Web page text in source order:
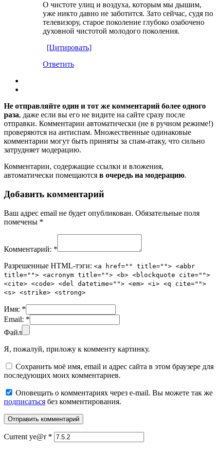
О чистоте улиц и воздуха, которым мы дышим,
уже никто давно не заботится. Зато сейчас, судя по
телевизору, старое поколение глубоко озабочено
духовной чистотой молодого поколения.
[Цитировать]
Ответить
Не отправляйте один и тот же комментарий более одного
раза, даже если вы его не видите на сайте сразу после
отправки. Комментарии автоматически (не в ручном режиме!)
проверяются на антиспам. Множественные одинаковые
комментарии могут быть приняты за спам-атаку, что сильно
затрудняет модерацию.
Комментарии, содержащие ссылки и вложения,
автоматически помещаются в очередь на модерацию.
Добавить комментарий
Ваш адрес email не будет опубликован. Обязательные поля
помечены *
Комментарий: *
Разрешенные HTML-тэги: <a href="" title=""> <abbr
title=""> <acronym title=""> <b> <blockquote cite="">
<cite> <code> <del datetime=""> <em> <i> <q cite="">
<s> <strike> <strong>
Имя: *
Email: *
Файл
Я, пожалуй, приложу к комменту картинку.
Сохранить моё имя, email и адрес сайта в этом браузере для
последующих моих комментариев.
Оповещать о комментариях через e-mail. Вы можете так же
подписаться без комментирования.
Current ye@r *